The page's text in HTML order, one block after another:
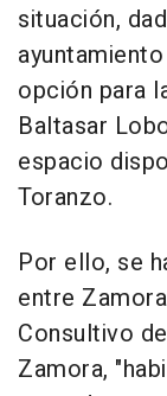
situación,
opción para
Baltasar
espacio
Toranzo.
Por ello, se
entre
Consultivo
Zamora,